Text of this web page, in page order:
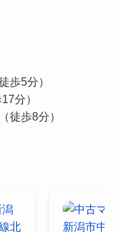
歩5分）
分）
徒歩8分）